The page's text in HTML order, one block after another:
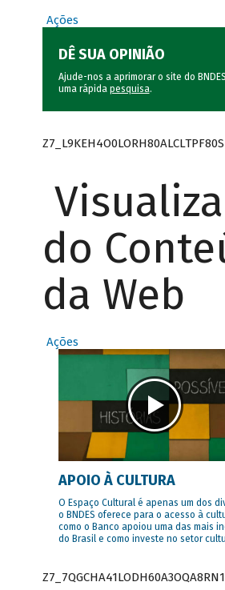
Ações
DÊ SUA OPINIÃO
Ajude-nos a aprimorar o site do
uma rápida pesquisa.
do
da Web
Ações
APOIO À CULTURA
O Espaço Cultural é apenas um dos
o BNDES oferece para o acesso à
como o Banco apoiou uma das mais
do Brasil e como investe no setor